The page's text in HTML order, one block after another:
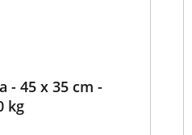
- 45 x 35 cm -
kg